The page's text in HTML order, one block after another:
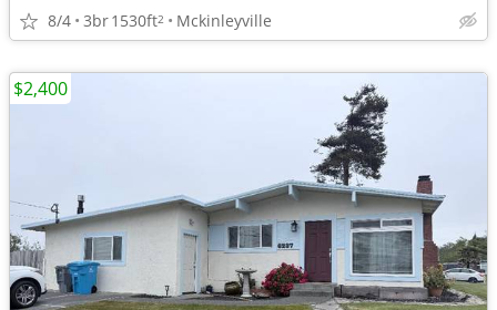
8/4 3br1530ft2 Mckinleyville
$2,400